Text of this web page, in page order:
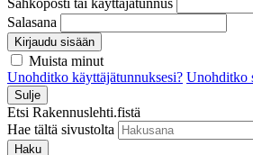
Sähköposti tai käyttäjätunnus
Salasana
Kirjaudu sisään
Muista minut
Unohditko käyttäjätunnuksesi? Unohditko
Sulje
Etsi Rakennuslehti.fistä
Hae tältä sivustolta
Haku